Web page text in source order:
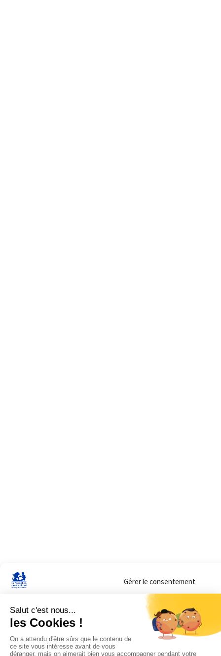
Gérer le consentement
Sur ce site, nous utilisons des cookies pour mesurer notre audience et vous
lorsque vous y consentez. Vous pouvez sélectionner ceux que vous autorisez
navigation.